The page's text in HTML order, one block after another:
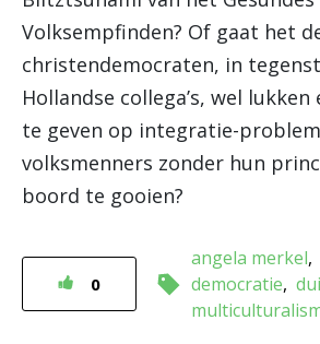
Volksempfinden? Of gaat het
christendemocraten, in
Hollandse collega’s, wel
te geven op integratie-
volksmenners zonder hun
boord te gooien?
0
angela merkel
democratie